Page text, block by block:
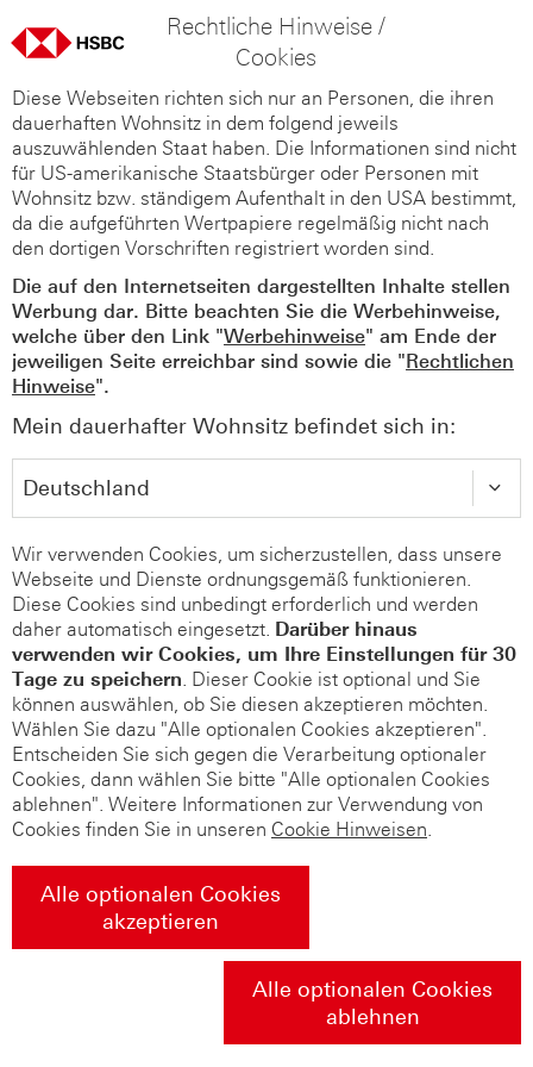
Rechtliche Hinweise /
Cookies
Diese Webseiten richten sich nur an Personen, die ihren
dauerhaften Wohnsitz in dem folgend jeweils
auszuwählenden Staat haben. Die Informationen sind nicht
für US-amerikanische Staatsbürger oder Personen mit
Wohnsitz bzw. ständigem Aufenthalt in den USA bestimmt,
da die aufgeführten Wertpapiere regelmäßig nicht nach
den dortigen Vorschriften registriert worden sind.
Die auf den Internetseiten dargestellten Inhalte stellen
Werbung dar. Bitte beachten Sie die Werbehinweise,
welche über den Link "Werbehinweise" am Ende der
jeweiligen Seite erreichbar sind sowie die "Rechtlichen
Hinweise".
Mein dauerhafter Wohnsitz befindet sich in:
Wir verwenden Cookies, um sicherzustellen, dass unsere
Webseite und Dienste ordnungsgemäß funktionieren.
Diese Cookies sind unbedingt erforderlich und werden
daher automatisch eingesetzt. Darüber hinaus
verwenden wir Cookies, um Ihre Einstellungen für 30
Tage zu speichern. Dieser Cookie ist optional und Sie
können auswählen, ob Sie diesen akzeptieren möchten.
Wählen Sie dazu "Alle optionalen Cookies akzeptieren".
Entscheiden Sie sich gegen die Verarbeitung optionaler
Cookies, dann wählen Sie bitte "Alle optionalen Cookies
ablehnen". Weitere Informationen zur Verwendung von
Cookies finden Sie in unseren Cookie Hinweisen.
Alle optionalen Cookies
akzeptieren
Alle optionalen Cookies
ablehnen